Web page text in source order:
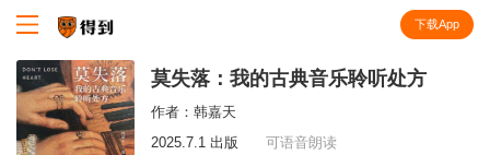
下载App
莫失落：我的古典音乐聆听处方
作者： 韩嘉天
2025.7.1 出版
可语音朗读